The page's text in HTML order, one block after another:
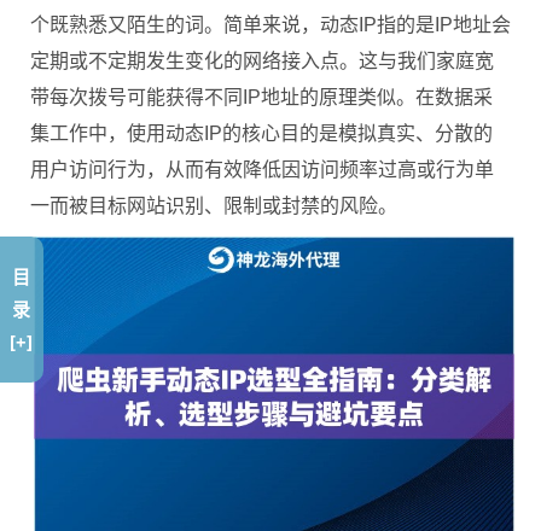
个既熟悉又陌生的词。简单来说，动态IP指的是IP地址会
定期或不定期发生变化的网络接入点。这与我们家庭宽
带每次拨号可能获得不同IP地址的原理类似。在数据采
集工作中，使用动态IP的核心目的是模拟真实、分散的
用户访问行为，从而有效降低因访问频率过高或行为单
一而被目标网站识别、限制或封禁的风险。
目
录
[+]